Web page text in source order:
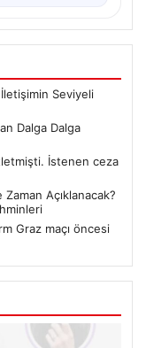
Seviyeli
Dalga Dalga
İstenen ceza
Zaman Açıklanacak?
Graz maçı öncesi